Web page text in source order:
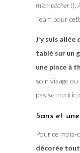
m’empêcher !).
Team pour
J’y suis
tablé sur un
une pince à
soin visage
pas se mentir,
5ans et
Pour ce mois-
décorée